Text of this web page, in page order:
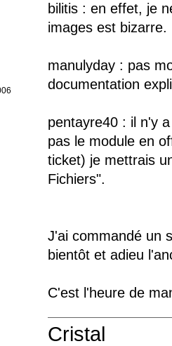
bilitis : en effet, je
images est
manulyday : pas
documentation
pentayre40 : il n'y
pas le module en
ticket) je mettrais
Fichiers".
J'ai commandé un
bientôt et adieu
C'est l'heure de
Cristal